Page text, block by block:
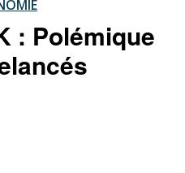
: Polémique